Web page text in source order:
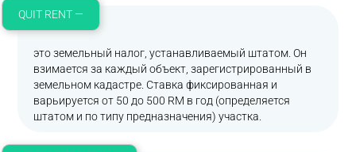
QUIT RENT —
это земельный налог, устанавливаемый штатом. Он
взимается за каждый объект, зарегистрированный в
земельном кадастре. Ставка фиксированная и
варьируется от 50 до 500 RM в год (определяется
штатом и по типу предназначения) участка.